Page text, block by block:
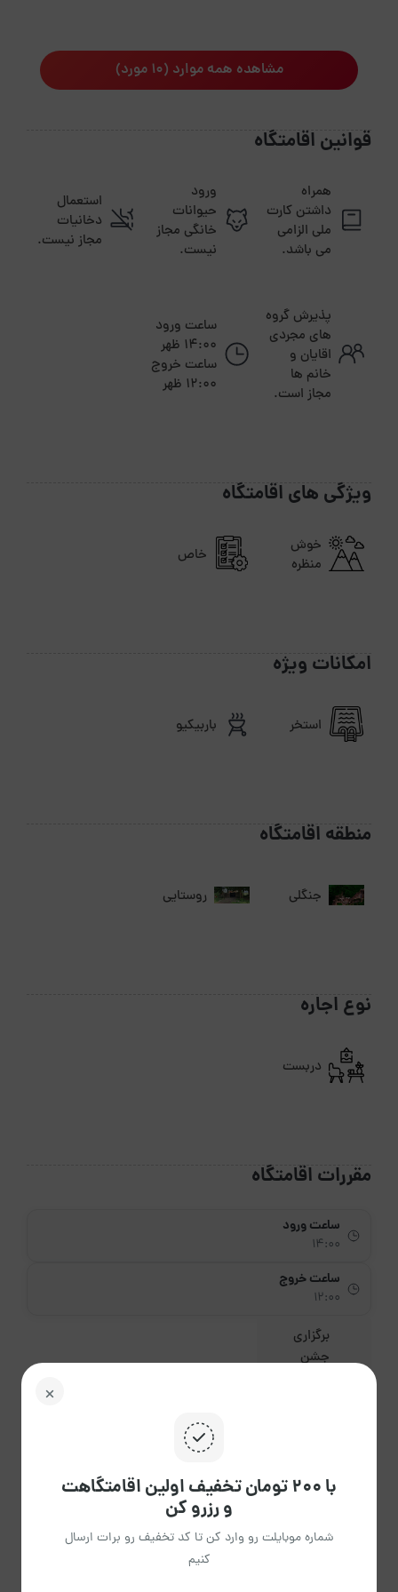
مشاهده همه موارد (10 مورد)
قوانین اقامتگاه
همراه
داشتن کارت
ملی الزامی
می باشد.
ورود
حیوانات
خانگی مجاز
نیست.
استعمال
دخانیات
مجاز نیست.
پذیرش گروه
های مجردی
اقایان و
خانم ها
مجاز است.
ساعت ورود
14:00 ظهر
ساعت خروج
12:00 ظهر
ویژگی های اقامتگاه
خوش
منظره
خاص
امکانات ویژه
استخر باربیکیو
منطقه اقامتگاه
جنگلی روستایی
نوع اجاره
دربست
مقررات اقامتگاه
ساعت ورود
14:00
ساعت خروج
12:00
برگزاری
جشن
با ۲۰۰ تومان تخفیف اولین اقامتگاهت
و رزرو کن
شماره موبایلت رو وارد کن تا کد تخفیف رو برات ارسال
کنیم